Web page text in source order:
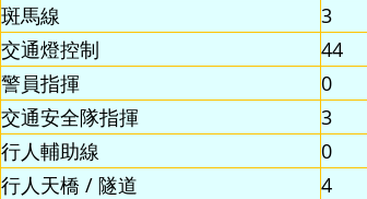
斑馬線
3
交通燈控制
44
警員指揮
0
交通安全隊指揮
3
行人輔助線
0
行人天橋 / 隧道
4